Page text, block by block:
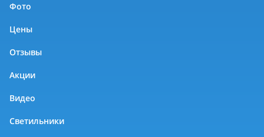
Фото
Цены
Отзывы
Акции
Видео
Светильники